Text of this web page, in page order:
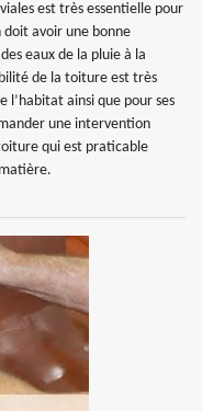
est très essentielle pour
avoir une bonne
eaux de la pluie à la
de la toiture est très
l’habitat ainsi que pour ses
une intervention
qui est praticable